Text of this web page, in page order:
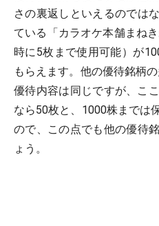
さの裏返しといえるのでは
ている「カラオケ本舗まね
時に5枚まで使用可能）が
もらえます。他の優待銘柄
優待内容は同じですが、こ
なら50枚と、1000株までは
ので、この点でも他の優待
ょう。